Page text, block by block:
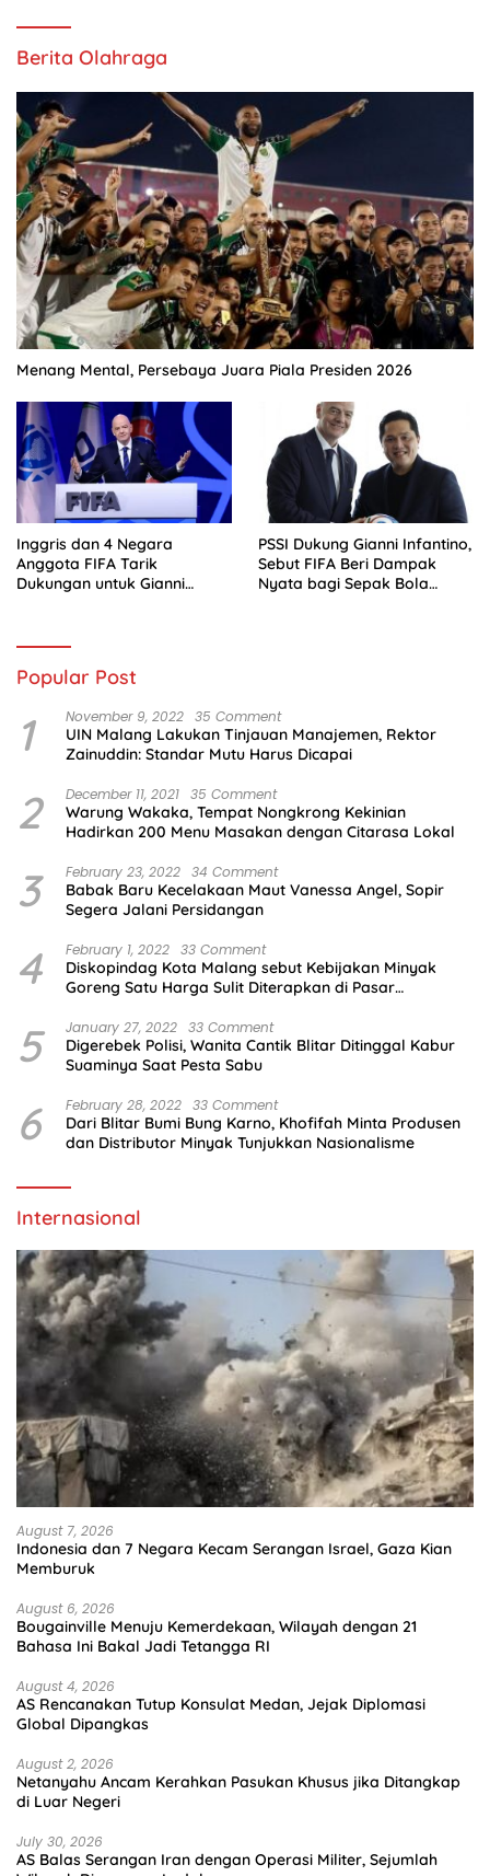
Berita Olahraga
Menang Mental, Persebaya Juara Piala Presiden 2026
Inggris dan 4 Negara
Anggota FIFA Tarik
Dukungan untuk Gianni
PSSI Dukung Gianni Infantino,
Sebut FIFA Beri Dampak
Nyata bagi Sepak Bola
Popular Post
1 November 9, 2022 35 Comment
UIN Malang Lakukan Tinjauan Manajemen, Rektor
Zainuddin: Standar Mutu Harus Dicapai
2 December 11, 2021 35 Comment
Warung Wakaka, Tempat Nongkrong Kekinian
Hadirkan 200 Menu Masakan dengan Citarasa Lokal
3 February 23, 2022 34 Comment
Babak Baru Kecelakaan Maut Vanessa Angel, Sopir
Segera Jalani Persidangan
4 February 1, 2022 33 Comment
Diskopindag Kota Malang sebut Kebijakan Minyak
Goreng Satu Harga Sulit Diterapkan di Pasar
5 January 27, 2022 33 Comment
Digerebek Polisi, Wanita Cantik Blitar Ditinggal Kabur
Suaminya Saat Pesta Sabu
6 February 28, 2022 33 Comment
Dari Blitar Bumi Bung Karno, Khofifah Minta Produsen
dan Distributor Minyak Tunjukkan Nasionalisme
Internasional
August 7, 2026
Indonesia dan 7 Negara Kecam Serangan Israel, Gaza Kian
Memburuk
August 6, 2026
Bougainville Menuju Kemerdekaan, Wilayah dengan 21
Bahasa Ini Bakal Jadi Tetangga RI
August 4, 2026
AS Rencanakan Tutup Konsulat Medan, Jejak Diplomasi
Global Dipangkas
August 2, 2026
Netanyahu Ancam Kerahkan Pasukan Khusus jika Ditangkap
di Luar Negeri
July 30, 2026
AS Balas Serangan Iran dengan Operasi Militer, Sejumlah